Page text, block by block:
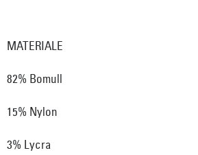
MATERIALE
82% Bomull
15% Nylon
3% Lycra